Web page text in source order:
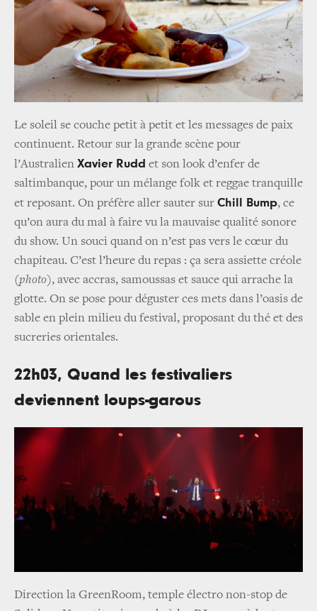
Le soleil se couche petit à petit et les messages de paix
continuent. Retour sur la grande scène pour
l’Australien Xavier Rudd et son look d’enfer de
saltimbanque, pour un mélange folk et reggae tranquille
et reposant. On préfère aller sauter sur Chill Bump, ce
qu’on aura du mal à faire vu la mauvaise qualité sonore
du show. Un souci quand on n’est pas vers le cœur du
chapiteau. C’est l’heure du repas : ça sera assiette créole
(photo), avec accras, samoussas et sauce qui arrache la
glotte. On se pose pour déguster ces mets dans l’oasis de
sable en plein milieu du festival, proposant du thé et des
sucreries orientales.
22h03, Quand les festivaliers
deviennent loups-garous
Direction la GreenRoom, temple électro non-stop de